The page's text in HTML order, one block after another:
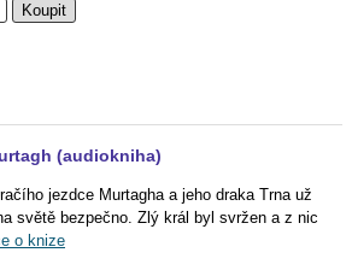
(audiokniha)
jezdce Murtagha a jeho draka Trna už
světě bezpečno. Zlý král byl svržen a z nic
o knize